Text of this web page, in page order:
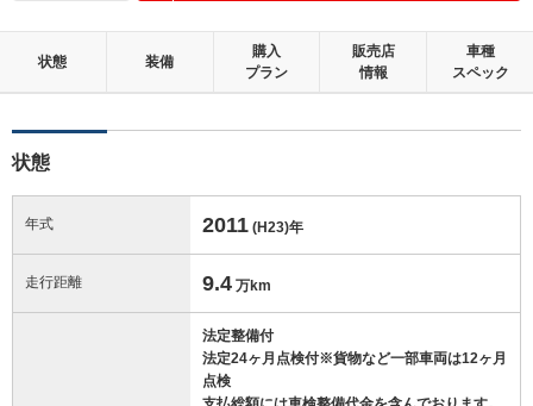
状態 装備
購入
プラン
販売店
情報
車種
スペック
状態
年式 2011 (H23)年
走行距離 9.4 万km
法定整備付
法定24ヶ月点検付※貨物など一部車両は12ヶ月
点検